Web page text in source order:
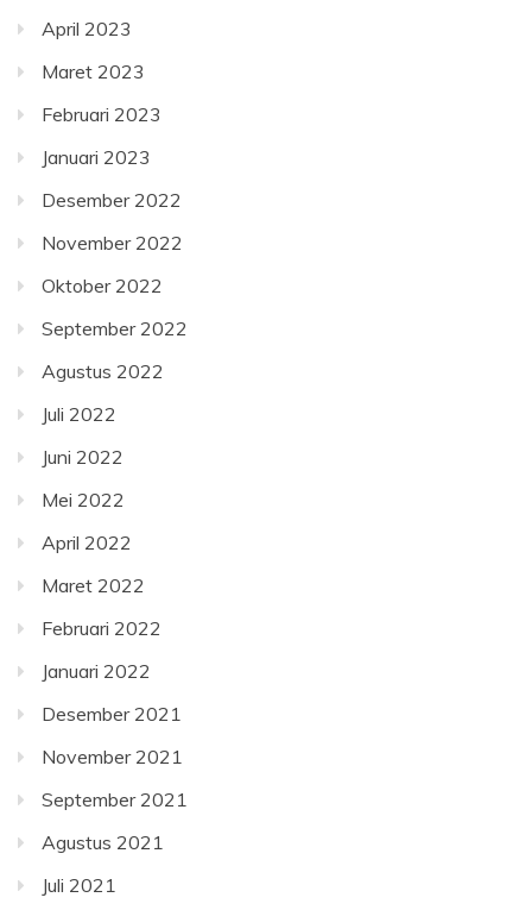
April 2023
Maret 2023
Februari 2023
Januari 2023
Desember 2022
November 2022
Oktober 2022
September 2022
Agustus 2022
Juli 2022
Juni 2022
Mei 2022
April 2022
Maret 2022
Februari 2022
Januari 2022
Desember 2021
November 2021
September 2021
Agustus 2021
Juli 2021